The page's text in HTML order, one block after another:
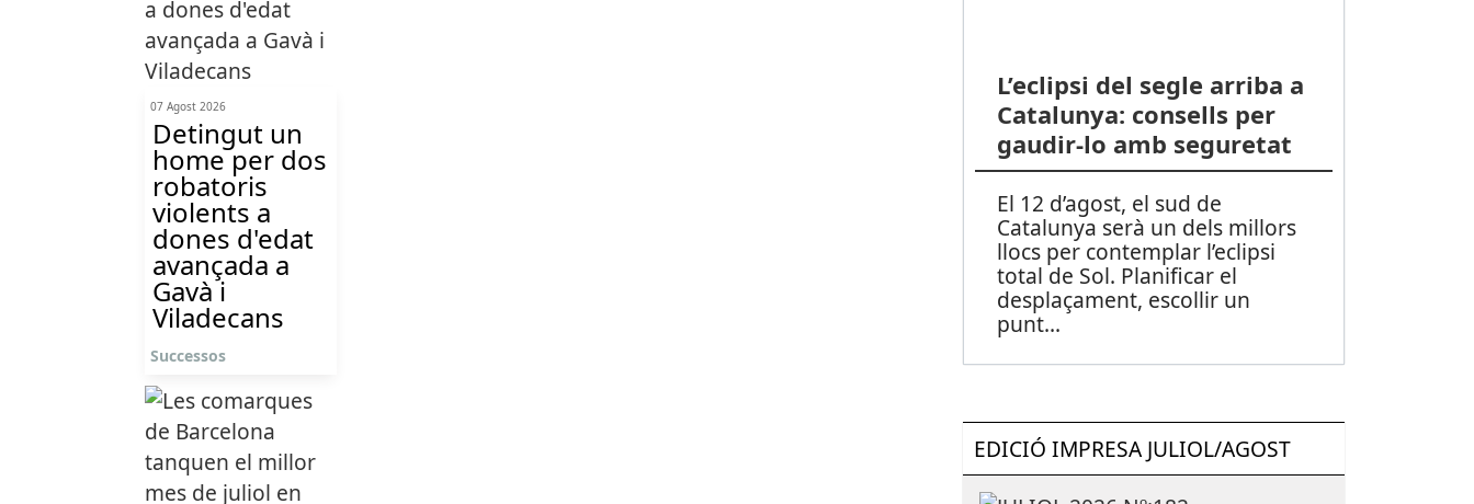
07 Agost 2026
Detingut un
home per dos
robatoris
violents a
dones d'edat
avançada a
Gavà i
Viladecans
Successos
L’eclipsi del segle arriba a
Catalunya: consells per
gaudir-lo amb seguretat
El 12 d’agost, el sud de
Catalunya serà un dels millors
llocs per contemplar l’eclipsi
total de Sol. Planificar el
desplaçament, escollir un
punt...
EDICIÓ IMPRESA JULIOL/AGOST